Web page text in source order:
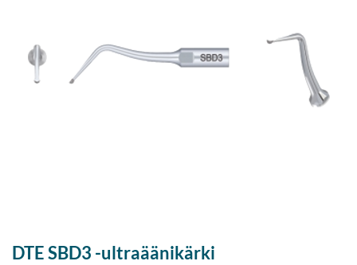
DTE SBD3 -ultra­ääni­kärki